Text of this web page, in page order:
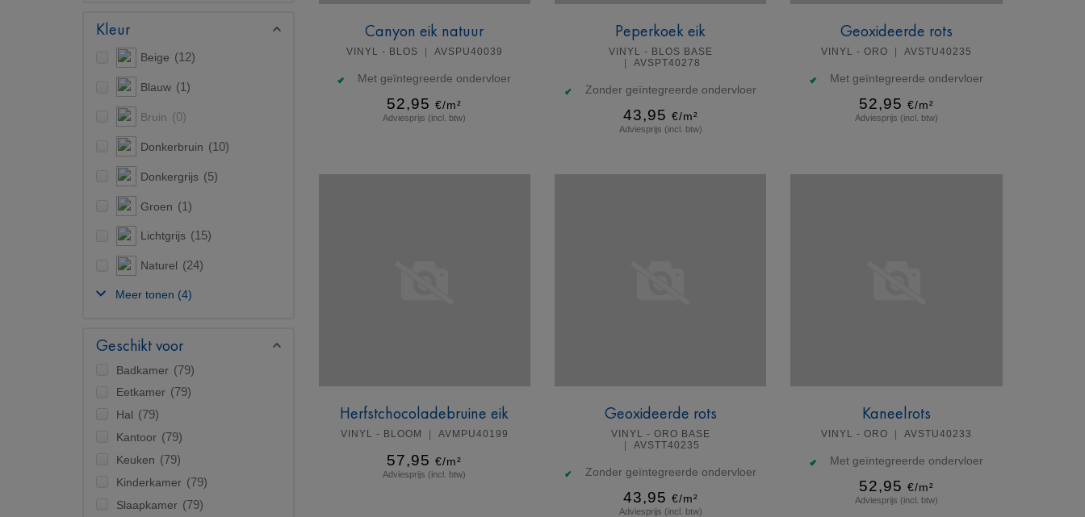
Kleur
Beige (12)
Blauw (1)
Bruin (0)
Donkerbruin (10)
Donkergrijs (5)
Groen (1)
Lichtgrijs (15)
Naturel (24)
Meer tonen (4)
Geschikt voor
Badkamer (79)
Eetkamer (79)
Hal (79)
Kantoor (79)
Keuken (79)
Kinderkamer (79)
Slaapkamer (79)
Canyon eik natuur
VINYL - BLOS AVSPU40039
Met geïntegreerde ondervloer
52,95 €/m²
Adviesprijs (incl. btw)
Peperkoek eik
VINYL - BLOS BASE
AVSPT40278
Zonder geïntegreerde ondervloer
43,95 €/m²
Adviesprijs (incl. btw)
Geoxideerde rots
VINYL - ORO AVSTU40235
Met geïntegreerde ondervloer
52,95 €/m²
Adviesprijs (incl. btw)
Herfstchocoladebruine eik
VINYL - BLOOM AVMPU40199
57,95 €/m²
Adviesprijs (incl. btw)
Geoxideerde rots
VINYL - ORO BASE
AVSTT40235
Zonder geïntegreerde ondervloer
43,95 €/m²
Adviesprijs (incl. btw)
Kaneelrots
VINYL - ORO AVSTU40233
Met geïntegreerde ondervloer
52,95 €/m²
Adviesprijs (incl. btw)